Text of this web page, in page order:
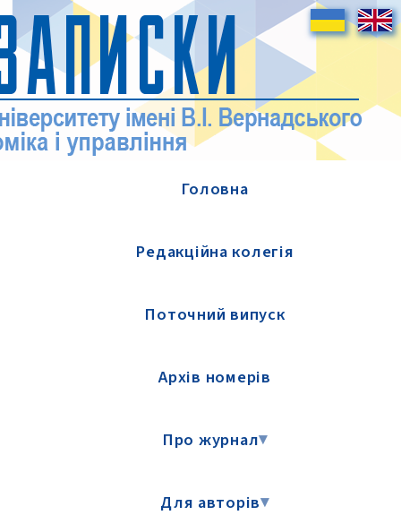
Головна
Редакційна колегія
Поточний випуск
Архів номерів
Про журнал▾
Для авторів▾